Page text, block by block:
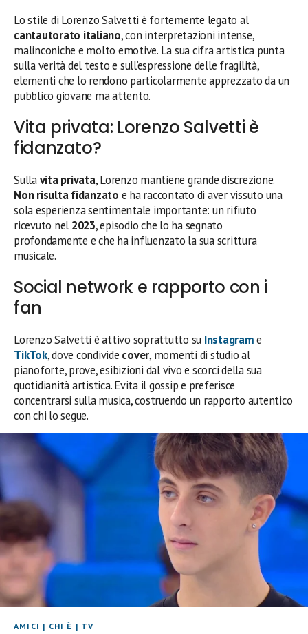
Lo stile di Lorenzo Salvetti è fortemente legato al
cantautorato italiano, con interpretazioni intense,
malinconiche e molto emotive. La sua cifra artistica punta
sulla verità del testo e sull’espressione delle fragilità,
elementi che lo rendono particolarmente apprezzato da un
pubblico giovane ma attento.
Vita privata: Lorenzo Salvetti è
fidanzato?
Sullavita privata, Lorenzo mantiene grande discrezione.
Non risulta fidanzato e ha raccontato di aver vissuto una
sola esperienza sentimentale importante: un rifiuto
ricevuto nel 2023, episodio che lo ha segnato
profondamente e che ha influenzato la sua scrittura
musicale.
Social network e rapporto con i
fan
Lorenzo Salvetti è attivo soprattutto su Instagrame
TikTok, dove condivide cover, momenti di studio al
pianoforte, prove, esibizioni dal vivo e scorci della sua
quotidianità artistica. Evita il gossip e preferisce
concentrarsi sulla musica, costruendo un rapporto autentico
con chi lo segue.
AMICI | CHI È | TV